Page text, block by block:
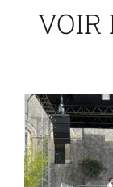
VOIR